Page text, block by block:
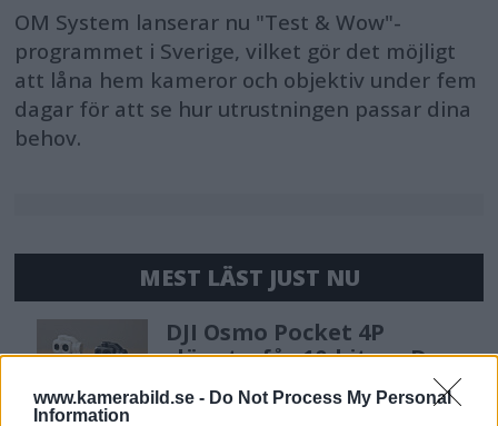
www.kamerabild.se - Do Not Process My Personal
Information
OM System lanserar nu "Test & Wow"-
programmet i Sverige, vilket gör det möjligt
att låna hem kameror och objektiv under fem
dagar för att se hur utrustningen passar dina
behov.
MEST LÄST JUST NU
DJI Osmo Pocket 4P
släppt – får 10-bitars D-
Log 2 & 3x optisk zoom